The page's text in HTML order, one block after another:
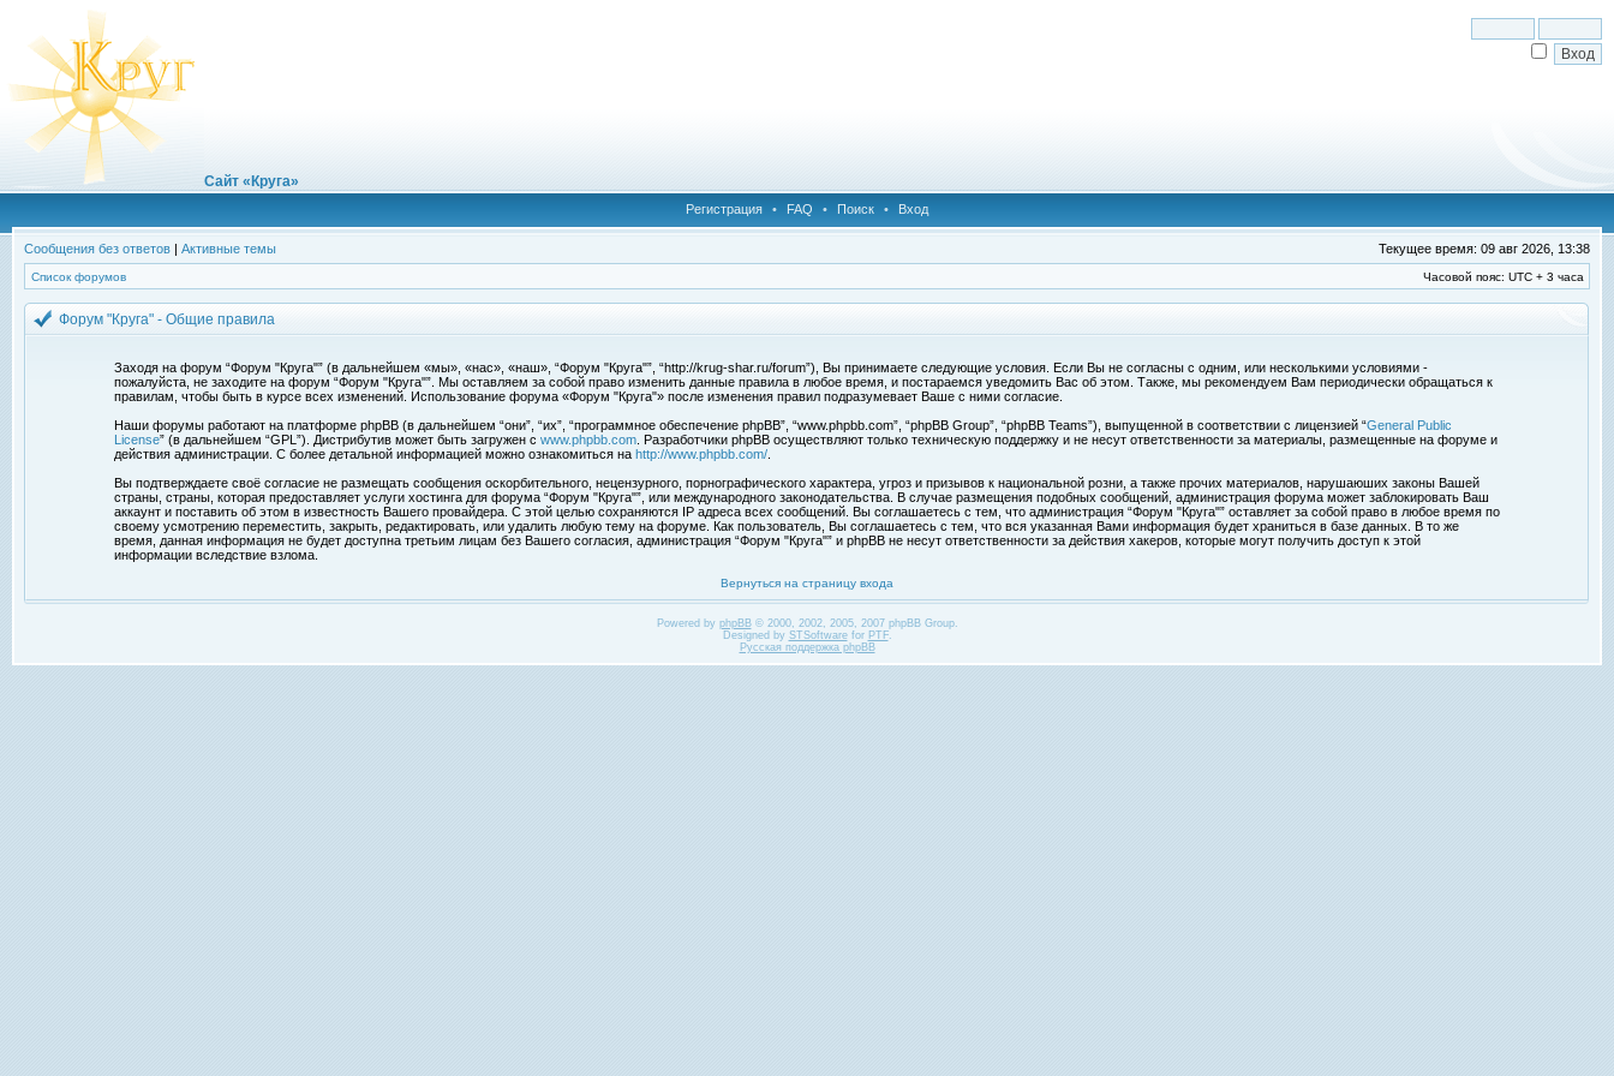
Сайт «Круга»
Регистрация • FAQ • Поиск • Вход
Сообщения без ответов | Активные темы Текущее время: 09 авг 2026, 13:38
Список форумов Часовой пояс: UTC + 3 часа
Форум "Круга" - Общие правила
Заходя на форум “Форум "Круга"” (в дальнейшем «мы», «нас», «наш», “Форум "Круга"”, “http://krug-shar.ru/forum”), Вы принимаете следующие условия. Если Вы не согласны с одним, или несколькими условиями -
пожалуйста, не заходите на форум “Форум "Круга"”. Мы оставляем за собой право изменить данные правила в любое время, и постараемся уведомить Вас об этом. Также, мы рекомендуем Вам периодически обращаться к
правилам, чтобы быть в курсе всех изменений. Использование форума «Форум "Круга"» после изменения правил подразумевает Ваше с ними согласие.
Наши форумы работают на платформе phpBB (в дальнейшем “они”, “их”, “программное обеспечение phpBB”, “www.phpbb.com”, “phpBB Group”, “phpBB Teams”), выпущенной в соответствии с лицензией “General Public
License” (в дальнейшем “GPL”). Дистрибутив может быть загружен с www.phpbb.com . Разработчики phpBB осуществляют только техническую поддержку и не несут ответственности за материалы, размещенные на форуме и
действия администрации. С более детальной информацией можно ознакомиться на http://www.phpbb.com/
Вы подтверждаете своё согласие не размещать сообщения оскорбительного, нецензурного, порнографического характера, угроз и призывов к национальной розни, а также прочих материалов, нарушаюших законы Вашей
страны, страны, которая предоставляет услуги хостинга для форума “Форум "Круга"”, или международного законодательства. В случае размещения подобных сообщений, администрация форума может заблокировать Ваш
аккаунт и поставить об этом в известность Вашего провайдера. С этой целью сохраняются IP адреса всех сообщений. Вы соглашаетесь с тем, что администрация “Форум "Круга"” оставляет за собой право в любое время по
своему усмотрению переместить, закрыть, редактировать, или удалить любую тему на форуме. Как пользователь, Вы соглашаетесь с тем, что вся указанная Вами информация будет храниться в базе данных. В то же
время, данная информация не будет доступна третьим лицам без Вашего согласия, администрация “Форум "Круга"” и phpBB не несут ответственности за действия хакеров, которые могут получить доступ к этой
информации вследствие взлома.
Вернуться на страницу входа
Powered by phpBB© 2000, 2002, 2005, 2007 phpBB Group.
Designed by STSoftwarefor PTF.
Русская поддержка phpBB